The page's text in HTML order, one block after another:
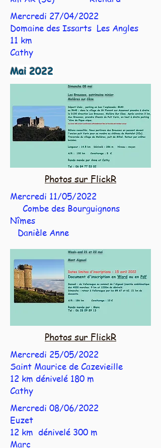
Mercredi 27/04/2022
Domaine des Issarts Les Angles
11 km
Cathy
Mai 2022
Photos sur FlickR
Mercredi 11/05/2022
Combe des Bourguignons
Nîmes
Danièle Anne
Photos sur FlickR
Mercredi 25/05/2022
Saint Maurice de Cazevieille
12 km dénivelé 180 m
Cathy
Mercredi 08/06/2022
Euzet
12 km dénivelé 300 m
Marc